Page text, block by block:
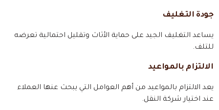
جودة التغليف
يساعد التغليف الجيد على حماية الأثاث وتقليل احتمالية تعرضه
للتلف.
الالتزام بالمواعيد
يعد الالتزام بالمواعيد من أهم العوامل التي يبحث عنها العملاء
عند اختيار شركة النقل.